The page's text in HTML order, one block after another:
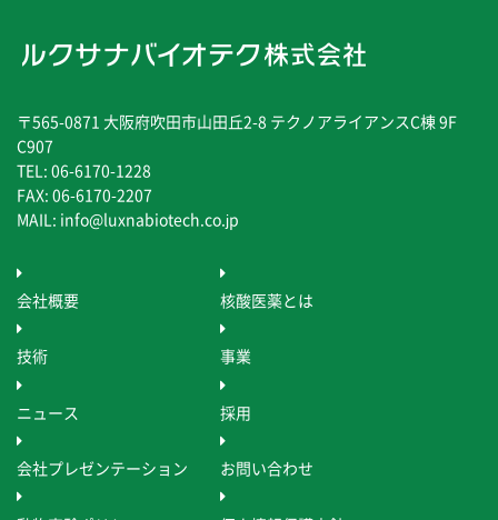
〒565-0871 大阪府吹田市山田丘2-8 テクノアライアンスC棟 9F
C907
TEL: 06-6170-1228
FAX: 06-6170-2207
MAIL: info@luxnabiotech.co.jp
会社概要 核酸医薬とは
技術 事業
ニュース 採用
会社プレゼンテーション お問い合わせ